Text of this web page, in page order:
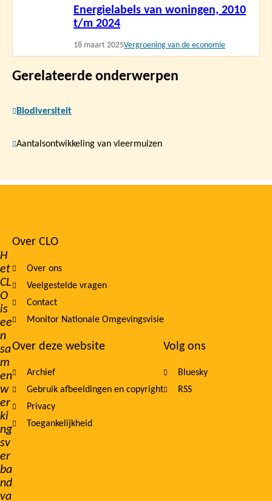
Energielabels van woningen, 2010
t/m 2024
18 maart 2025Vergroening van de economie
Gerelateerde onderwerpen
Biodiversiteit
Aantalsontwikkeling van vleermuizen
H
et
CL
O
is
ee
n
sa
m
en
w
er
ki
ng
sv
er
ba
nd
va
Footer
navigation
Over CLO
Over ons
Veelgestelde vragen
Contact
Monitor Nationale Omgevingsvisie
Over deze website
Archief
Gebruik afbeeldingen en copyright
Privacy
Toegankelijkheid
Volg ons
Bluesky
RSS